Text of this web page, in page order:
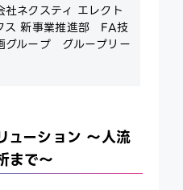
社ネクスティ エレクト
ス 新事業推進部 FA技
グループ グループリー
ーション ～人流
まで～